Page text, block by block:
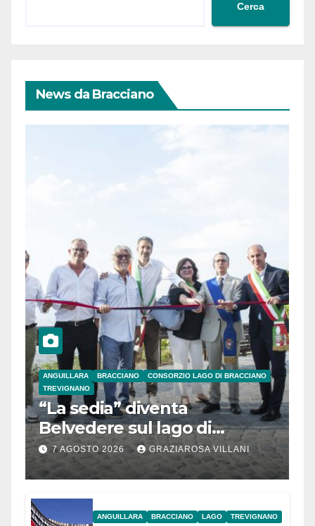
Cerca
News da Bracciano
ANGUILLARA BRACCIANO
CONSORZIO LAGO DI BRACCIANO
TREVIGNANO
“La sedia” diventa
Belvedere sul lago di
Bracciano: ieri
l’inaugurazione
7 AGOSTO 2026 GRAZIAROSA VILLANI
ANGUILLARA BRACCIANO LAGO TREVIGNANO